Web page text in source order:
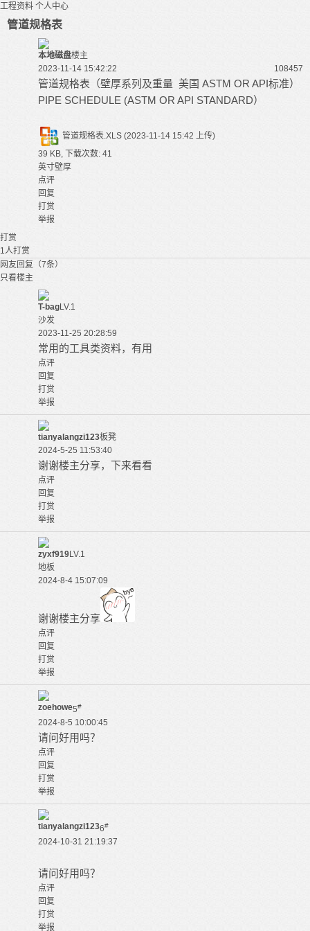
工程资料 个人中心
管道规格表
本地磁盘楼主
2023-11-14 15:42:22
108457
管道规格表（壁厚系列及重量 美国 ASTM OR API标准）
PIPE SCHEDULE (ASTM OR API STANDARD）
管道规格表.XLS (2023-11-14 15:42 上传)
39 KB, 下载次数: 41
英寸壁厚
点评
回复
打赏
举报
打赏
1人打赏
网友回复（7条）
只看楼主
T-bagLV.1
沙发
2023-11-25 20:28:59
常用的工具类资料，有用
点评
回复
打赏
举报
tianyalangzi123板凳
2024-5-25 11:53:40
谢谢楼主分享，下来看看
点评
回复
打赏
举报
zyxf919LV.1
地板
2024-8-4 15:07:09
谢谢楼主分享
点评
回复
打赏
举报
zoehowe5#
2024-8-5 10:00:45
请问好用吗？
点评
回复
打赏
举报
tianyalangzi1236#
2024-10-31 21:19:37
请问好用吗？
点评
回复
打赏
举报